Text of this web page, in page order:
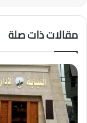
مقالات ذات صلة